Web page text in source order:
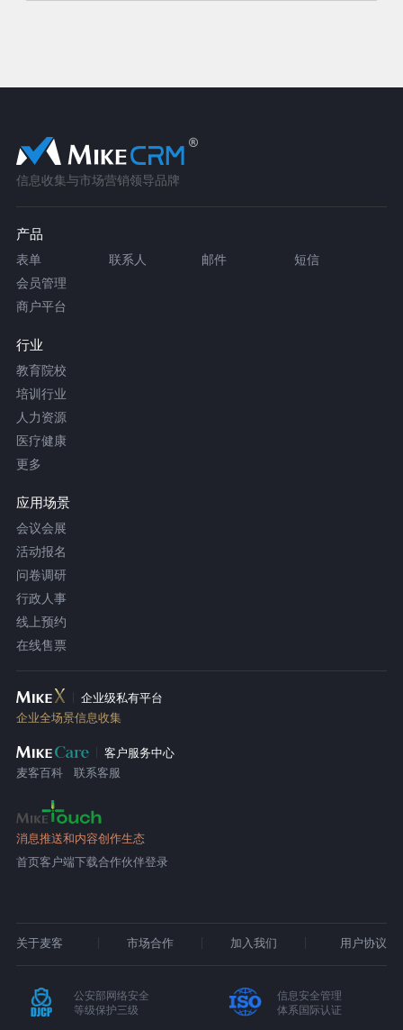
信息收集与市场营销领导品牌
产品
表单 联系人 邮件
短信
会员管理
商户平台
行业
教育院校
培训行业
人力资源
医疗健康
更多
应用场景
会议会展
活动报名
问卷调研
行政人事
线上预约
在线售票
企业级私有平台
企业全场景信息收集
客户服务中心
麦客百科
联系客服
消息推送和内容创作生态
首页客户端下载合作伙伴登录
关于麦客 市场合作 加入我们 用户协议
公安部网络安全
等级保护三级
信息安全管理
体系国际认证